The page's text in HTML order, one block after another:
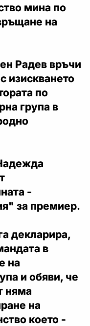
мина по
на
Радев връчи
изискването
по
група в
-
за премиер.
декларира,
в
на
и обяви, че
няма
на
което -